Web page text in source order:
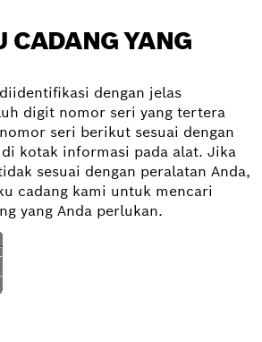
CADANG YANG
dengan jelas
digit nomor seri yang tertera
seri berikut sesuai dengan
kotak informasi pada alat. Jika
sesuai dengan peralatan Anda,
cadang kami untuk mencari
yang Anda perlukan.